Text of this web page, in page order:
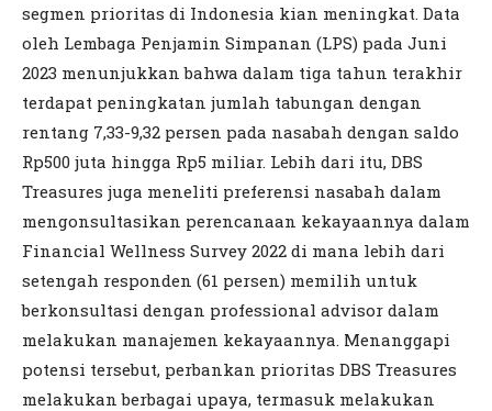
segmen prioritas di Indonesia kian meningkat. Data
oleh Lembaga Penjamin Simpanan (LPS) pada Juni
2023 menunjukkan bahwa dalam tiga tahun terakhir
terdapat peningkatan jumlah tabungan dengan
rentang 7,33-9,32 persen pada nasabah dengan saldo
Rp500 juta hingga Rp5 miliar. Lebih dari itu, DBS
Treasures juga meneliti preferensi nasabah dalam
mengonsultasikan perencanaan kekayaannya dalam
Financial Wellness Survey 2022 di mana lebih dari
setengah responden (61 persen) memilih untuk
berkonsultasi dengan professional advisor dalam
melakukan manajemen kekayaannya. Menanggapi
potensi tersebut, perbankan prioritas DBS Treasures
melakukan berbagai upaya, termasuk melakukan